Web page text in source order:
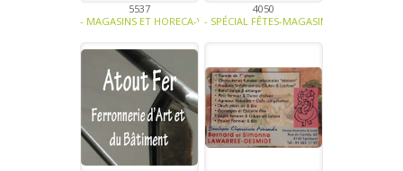
5537
- MAGASINS ET HORECA-VINAIGRE - HUILE - MOUTARDE-SPÉCIAL
4050
- SPÉCIAL FÊTES-MAGASINS ET HORECA-